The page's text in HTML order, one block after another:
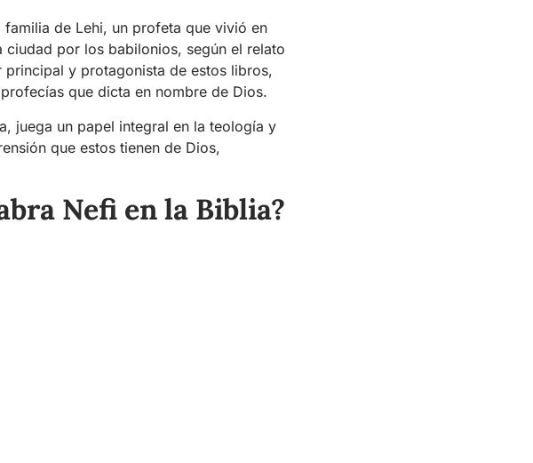
de Lehi, un profeta que vivió en
por los babilonios, según el relato
y protagonista de estos libros,
que dicta en nombre de Dios.
juega un papel integral en la teología y
que estos tienen de Dios,
Nefi en la Biblia?